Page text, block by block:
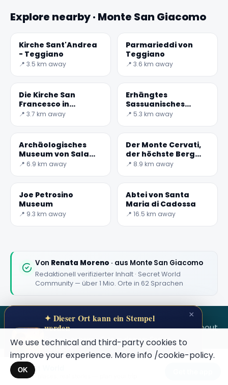
Explore nearby · Monte San Giacomo
Kirche Sant'Andrea
- Teggiano
📍 3.5 km away
Parmarieddi von
Teggiano
📍 3.6 km away
Die Kirche San
Francesco in
Teggiano
📍 3.7 km away
Erhängtes
Sassuanisches
Käsepferd
📍 5.3 km away
Archäologisches
Museum von Sala
Consilina
📍 6.9 km away
Der Monte Cervati,
der höchste Berg
Kampaniens
📍 8.9 km away
Joe Petrosino
Museum
📍 9.3 km away
Abtei von Santa
Maria di Cadossa
📍 16.5 km away
Von Renata Moreno · aus Monte San Giacomo
Redaktionell verifizierter Inhalt · Secret World
Community — über 1 Mio. Orte in 62 Sprachen
SECRET WORLD TermsPrivacyAbout
We use technical and third-party cookies to
improve your experience. More info /cookie-policy.
OK
× Secret World
Hidden places, real stories — plan your trip
×
✦ Dieser Ort kann ein Stempel
werden
Sammle geheime Orte in deinem Secret